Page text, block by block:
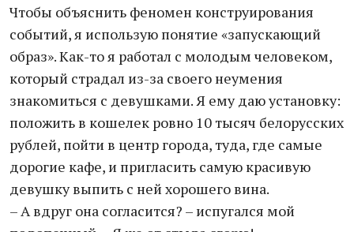
Чтобы объяснить феномен конструирования
событий, я использую понятие «запускающий
образ». Как-то я работал с молодым человеком,
который страдал из-за своего неумения
знакомиться с девушками. Я ему даю установку:
положить в кошелек ровно 10 тысяч белорусских
рублей, пойти в центр города, туда, где самые
дорогие кафе, и пригласить самую красивую
девушку выпить с ней хорошего вина.
– А вдруг она согласится? – испугался мой